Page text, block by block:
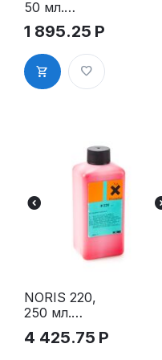
50 мл.
Быстросохн
ущая
штемпельна
я краска на
масляной
1 895.25 Р
NORIS 220,
250 мл.
Быстросохн
ущая
4 425.75 Р